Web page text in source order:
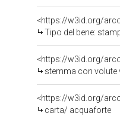
<https://w3id.org/
Tipo del bene:
<https://w3id.org/
stemma con volute
<https://w3id.org/
carta/ acquaforte